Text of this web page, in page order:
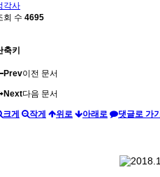
각사
회 수 4695
축키
Prev이전 문서
Next다음 문서
크게 작게 위로 아래로 댓글로 가기